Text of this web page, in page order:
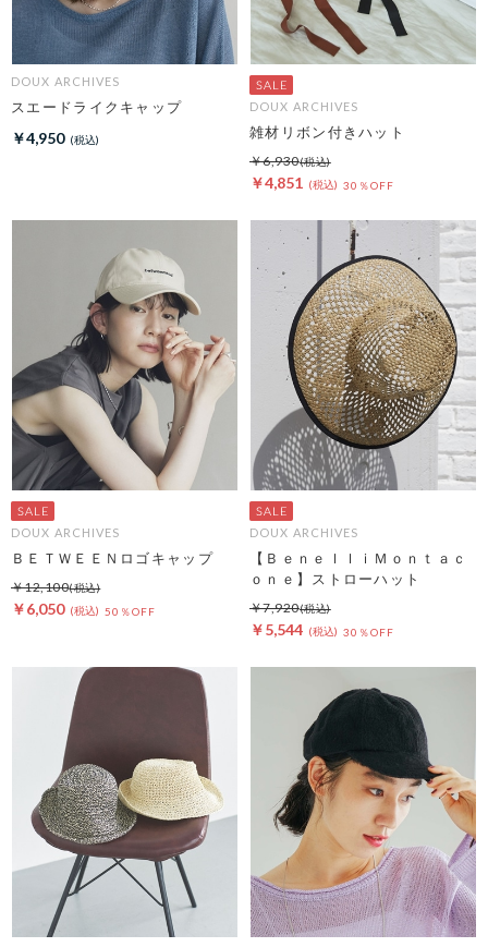
DOUX ARCHIVES
スエードライクキャップ
￥4,950
DOUX ARCHIVES
雑材リボン付きハット
￥4,851 30％OFF
￥6,930
DOUX ARCHIVES
ＢＥＴＷＥＥＮロゴキャップ
￥6,050 50％OFF
￥12,100
DOUX ARCHIVES
【ＢｅｎｅｌｌｉＭｏｎｔａｃ
ｏｎｅ】ストローハット
￥5,544 30％OFF
￥7,920